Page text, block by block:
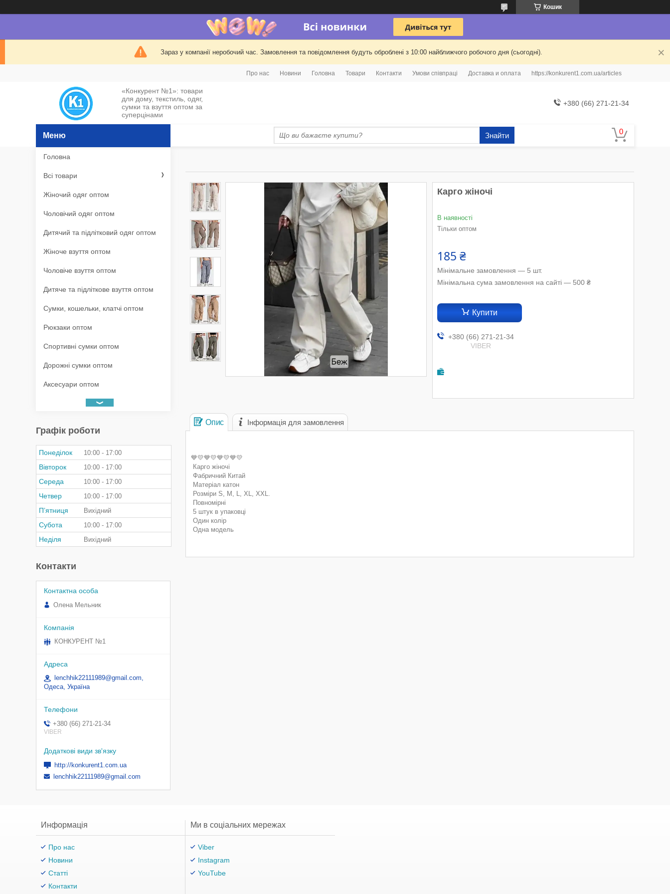
Кошик
Зараз у компанії неробочий час. Замовлення та повідомлення будуть оброблені з 10:00 найближчого робочого дня (сьогодні).
Про нас Новини Головна Товари Контакти Умови співпраці Доставка и оплата https://konkurent1.com.ua/articles
«Конкурент №1»: товари
для дому, текстиль, одяг,
сумки та взуття оптом за
суперцінами
+380 (66) 271-21-34
Знайти
Карго жіночі
В наявності
Тільки оптом
185 ₴
Мінімальне замовлення — 5 шт.
Мінімальна сума замовлення на сайті — 500 ₴
Купити
+380 (66) 271-21-34
VIBER
Опис Інформація для замовлення
💙💛💙💛💙💛💙💛
Карго жіночі
Фабричний Китай
Матеріал катон
Розміри S, M, L, XL, XXL.
Повномірні
5 штук в упаковці
Один колір
Одна модель
Головна
Всі товари
Жіночий одяг оптом
Чоловічий одяг оптом
Дитячий та підлітковий одяг оптом
Жіноче взуття оптом
Чоловіче взуття оптом
Дитяче та підліткове взуття оптом
Сумки, кошельки, клатчі оптом
Рюкзаки оптом
Спортивні сумки оптом
Дорожні сумки оптом
Аксесуари оптом
Графік роботи
Понеділок 10:00 17:00
Вівторок 10:00 17:00
Середа 10:00 17:00
Четвер 10:00 17:00
Пʼятниця Вихідний
Субота 10:00 17:00
Неділя Вихідний
Контакти
Олена Мельник
КОНКУРЕНТ №1
lenchhik22111989@gmail.com,
Одеса, Україна
+380 (66) 271-21-34
VIBER
http://konkurent1.com.ua
lenchhik22111989@gmail.com
Информація
Про нас
Новини
Статті
Контакти
Ми в соціальних мережах
Viber
Instagram
YouTube